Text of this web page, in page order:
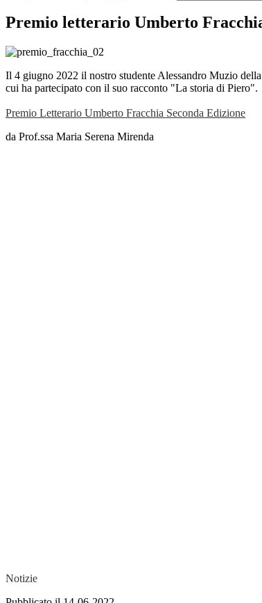
Premio letterario Umberto
Il 4 giugno 2022 il nostro studente Alessandro Muzio
cui ha partecipato con il suo racconto "La storia di Piero".
Premio Letterario Umberto Fracchia Seconda Edizione
da Prof.ssa Maria Serena Mirenda
Notizie